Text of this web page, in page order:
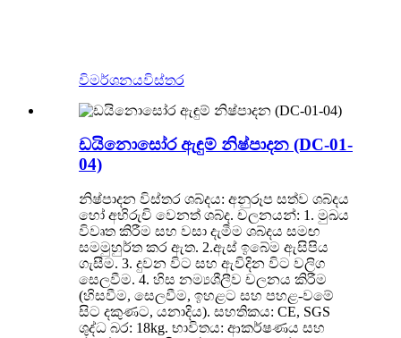
විමර්ශනයවිස්තර
ඩයිනොසෝර ඇඳුම් නිෂ්පාදන (DC-01-
04)
නිෂ්පාදන විස්තර ශබ්දය: අනුරූප සත්ව ශබ්දය
හෝ අභිරුචි වෙනත් ශබ්ද. චලනයන්: 1. මුඛය
විවෘත කිරීම සහ වසා දැමීම ශබ්දය සමඟ
සමමුහුර්ත කර ඇත. 2.ඇස් ඉබේම ඇසිපිය
ගැසීම. 3. දුවන විට සහ ඇවිදින විට වලිග
සෙලවීම. 4. හිස නම්‍යශීලීව චලනය කිරීම
(හිසවීම, සෙලවීම, ඉහළට සහ පහළ-වමේ
සිට දකුණට, යනාදිය). සහතිකය: CE, SGS
ශුද්ධ බර: 18kg. භාවිතය: ආකර්ෂණය සහ